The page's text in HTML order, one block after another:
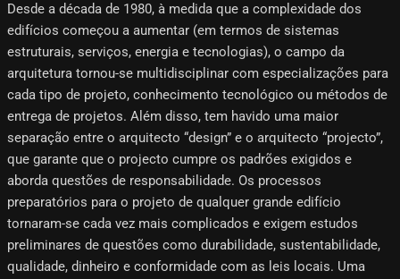
Desde a década de 1980, à medida que a complexidade dos
edifícios começou a aumentar (em termos de sistemas
estruturais, serviços, energia e tecnologias), o campo da
arquitetura tornou-se multidisciplinar com especializações para
cada tipo de projeto, conhecimento tecnológico ou métodos de
entrega de projetos. Além disso, tem havido uma maior
separação entre o arquitecto “design” e o arquitecto “projecto”,
que garante que o projecto cumpre os padrões exigidos e
aborda questões de responsabilidade. Os processos
preparatórios para o projeto de qualquer grande edifício
tornaram-se cada vez mais complicados e exigem estudos
preliminares de questões como durabilidade, sustentabilidade,
qualidade, dinheiro e conformidade com as leis locais. Uma